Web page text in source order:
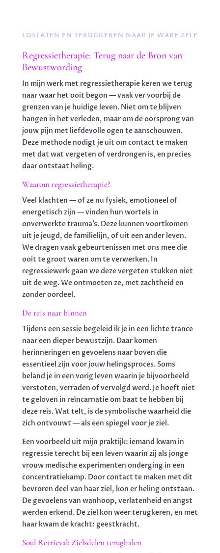
LOSLATEN EN TERUGKEREN NAAR JE WARE ZELF
Regressietherapie: Terug naar de Bron van
Bewustwording
In mijn werk met regressietherapie keren we terug
naar waar het ooit begon — vaak ver voorbij de
grenzen van je huidige leven. Niet om te blijven
hangen in het verleden, maar om de oorsprong van
jouw pijn met liefdevolle ogen te aanschouwen.
Deze methode nodigt je uit om contact te maken
met dat wat vergeten of verdrongen is, en precies
daar ontstaat heling.
Waarom regressietherapie?
Veel klachten — of ze nu fysiek, emotioneel of
energetisch zijn — vinden hun wortels in
onverwerkte trauma’s. Deze kunnen voortkomen
uit je jeugd, de familielijn, of uit een ander leven.
We dragen vaak gebeurtenissen met ons mee die
ooit te groot waren om te verwerken. In
regressiewerk gaan we deze vergeten stukken niet
uit de weg. We ontmoeten ze, met zachtheid en
zonder oordeel.
De reis naar binnen
Tijdens een sessie begeleid ik je in een lichte trance
naar een dieper bewustzijn. Daar komen
herinneringen en gevoelens naar boven die
essentieel zijn voor jouw helingsproces. Soms
beland je in een vorig leven waarin je bijvoorbeeld
verstoten, verraden of vervolgd werd. Je hoeft niet
te geloven in reïncarnatie om baat te hebben bij
deze reis. Wat telt, is de symbolische waarheid die
zich ontvouwt — als een spiegel voor je ziel.
Een voorbeeld uit mijn praktijk: iemand kwam in
regressie terecht bij een leven waarin zij als jonge
vrouw medische experimenten onderging in een
concentratiekamp. Door contact te maken met dit
bevroren deel van haar ziel, kon er heling ontstaan.
De gevoelens van wanhoop, verlatenheid en angst
werden erkend. De ziel kon weer terugkeren, en met
haar kwam de kracht: geestkracht​.
Soul Retrieval: Zielsdelen terughalen